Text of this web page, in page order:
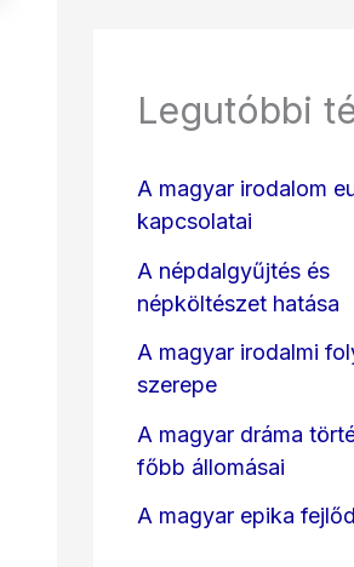
Legutóbbi
A magyar irodalom
kapcsolatai
A népdalgyűjtés és
népköltészet hatása
A magyar irodalmi
szerepe
A magyar dráma
főbb állomásai
A magyar epika